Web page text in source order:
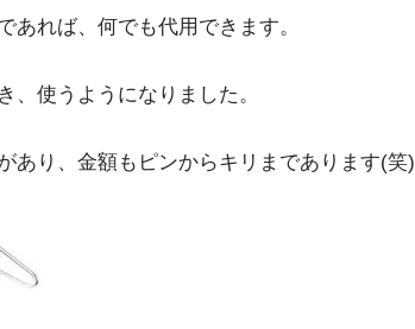
れば、何でも代用できます。
、使うようになりました。
あり、金額もピンからキリまであります(笑)